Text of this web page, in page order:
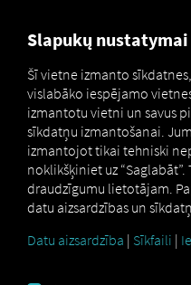
FLOTE
Nodrošina
Slapukų nustatymai
Šī vietne izmanto
vislabāko iespējamo
izmantotu vietni un savus
sīkdatņu izmantošanai.
izmantojot tikai tehniski
noklikšķiniet uz
draudzīgumu lietotājam.
datu aizsardzības un
Datu aizsardzība | Sīkfaili |